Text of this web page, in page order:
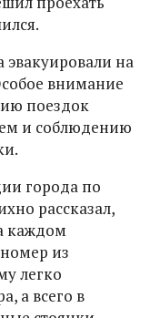
на
внимание
поездок
и соблюдению
города по
рассказал,
каждом
из
легко
а всего в